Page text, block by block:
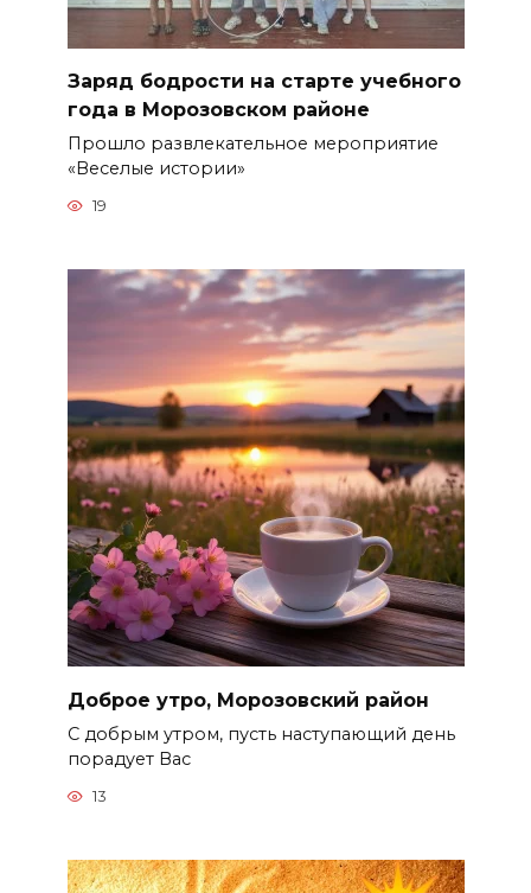
Заряд бодрости на старте учебного
года в Морозовском районе
Прошло развлекательное мероприятие
«Веселые истории»
19
Доброе утро, Морозовский район
С добрым утром, пусть наступающий день
порадует Вас
13